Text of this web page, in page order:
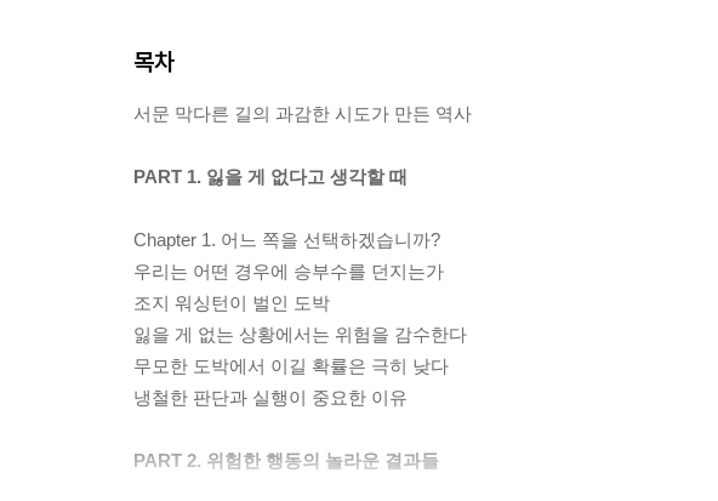
목차
서문 막다른 길의 과감한 시도가 만든 역사
PART 1. 잃을 게 없다고 생각할 때
Chapter 1. 어느 쪽을 선택하겠습니까?
우리는 어떤 경우에 승부수를 던지는가
조지 워싱턴이 벌인 도박
잃을 게 없는 상황에서는 위험을 감수한다
무모한 도박에서 이길 확률은 극히 낮다
냉철한 판단과 실행이 중요한 이유
PART 2. 위험한 행동의 놀라운 결과들